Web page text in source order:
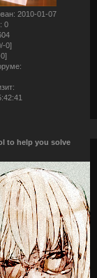
: 2010-01-07
0
0]
to help you solve